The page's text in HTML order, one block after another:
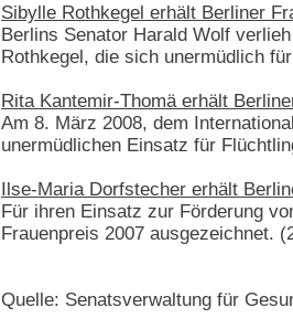
Sibylle Rothkegel erhält Berliner
Berlins Senator Harald Wolf
Rothkegel, die sich unermüdlich
Rita Kantemir-Thomä erhält
Am 8. März 2008, dem
unermüdlichen Einsatz für
Ilse-Maria Dorfstecher erhält
Für ihren Einsatz zur Förderung
Frauenpreis 2007 ausgezeichnet.
Quelle: Senatsverwaltung für